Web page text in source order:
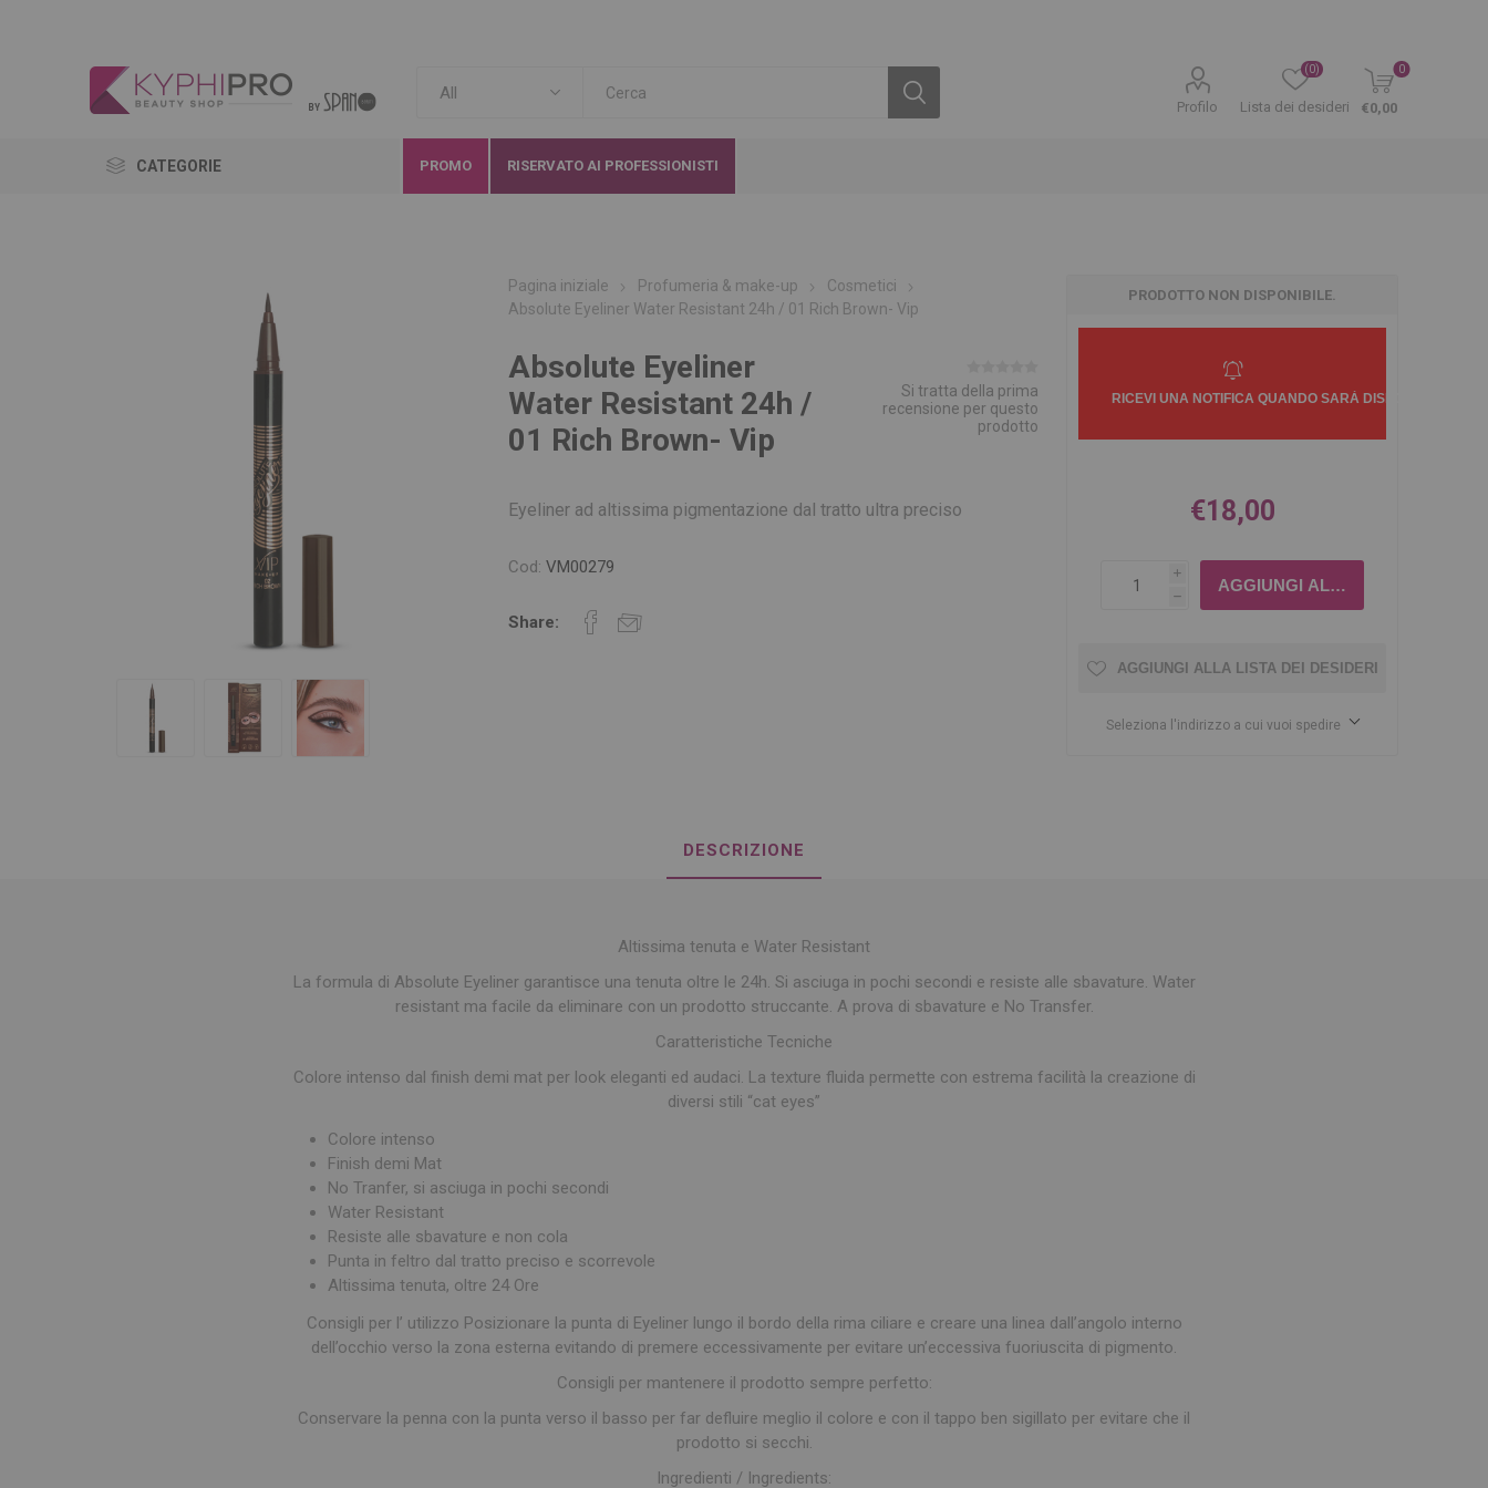
Profilo Lista dei desideri
(0) 0
€0,00
CATEGORIE PROMO RISERVATO AI PROFESSIONISTI
Pagina iniziale Profumeria & make-up
Cosmetici
Absolute Eyeliner Water Resistant 24h / 01 Rich Brown- Vip
Absolute Eyeliner
Water Resistant 24h /
01 Rich Brown- Vip
Si tratta della prima
recensione per questo
prodotto
Eyeliner ad altissima pigmentazione dal tratto ultra preciso
Cod: VM00279
Share:
PRODOTTO NON DISPONIBILE.
€18,00
i
h
AGGIUNGI ALLA LISTA DEI DESIDERI
Seleziona l'indirizzo a cui vuoi spedire
DESCRIZIONE
Altissima tenuta e Water Resistant
La formula di Absolute Eyeliner garantisce una tenuta oltre le 24h. Si asciuga in pochi secondi e resiste alle sbavature. Water
resistant ma facile da eliminare con un prodotto struccante. A prova di sbavature e No Transfer.
Caratteristiche Tecniche
Colore intenso dal finish demi mat per look eleganti ed audaci. La texture fluida permette con estrema facilità la creazione di
diversi stili “cat eyes”
Colore intenso
Finish demi Mat
No Tranfer, si asciuga in pochi secondi
Water Resistant
Resiste alle sbavature e non cola
Punta in feltro dal tratto preciso e scorrevole
Altissima tenuta, oltre 24 Ore
Consigli per l’ utilizzo Posizionare la punta di Eyeliner lungo il bordo della rima ciliare e creare una linea dall’angolo interno
dell’occhio verso la zona esterna evitando di premere eccessivamente per evitare un’eccessiva fuoriuscita di pigmento.
Consigli per mantenere il prodotto sempre perfetto:
Conservare la penna con la punta verso il basso per far defluire meglio il colore e con il tappo ben sigillato per evitare che il
prodotto si secchi.
Ingredienti / Ingredients: